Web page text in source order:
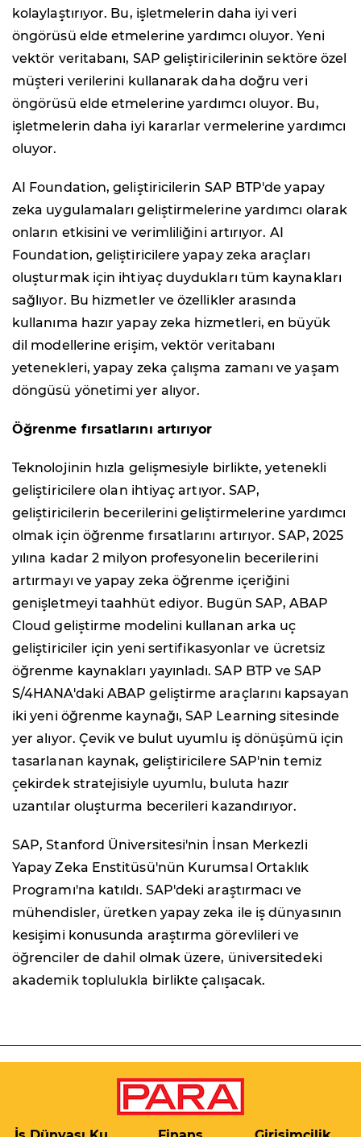
kolaylaştırıyor. Bu, işletmelerin daha iyi veri
öngörüsü elde etmelerine yardımcı oluyor. Yeni
vektör veritabanı, SAP geliştiricilerinin sektöre özel
müşteri verilerini kullanarak daha doğru veri
öngörüsü elde etmelerine yardımcı oluyor. Bu,
işletmelerin daha iyi kararlar vermelerine yardımcı
oluyor.
AI Foundation, geliştiricilerin SAP BTP'de yapay
zeka uygulamaları geliştirmelerine yardımcı olarak
onların etkisini ve verimliliğini artırıyor. AI
Foundation, geliştiricilere yapay zeka araçları
oluşturmak için ihtiyaç duydukları tüm kaynakları
sağlıyor. Bu hizmetler ve özellikler arasında
kullanıma hazır yapay zeka hizmetleri, en büyük
dil modellerine erişim, vektör veritabanı
yetenekleri, yapay zeka çalışma zamanı ve yaşam
döngüsü yönetimi yer alıyor.
Öğrenme fırsatlarını artırıyor
Teknolojinin hızla gelişmesiyle birlikte, yetenekli
geliştiricilere olan ihtiyaç artıyor. SAP,
geliştiricilerin becerilerini geliştirmelerine yardımcı
olmak için öğrenme fırsatlarını artırıyor. SAP, 2025
yılına kadar 2 milyon profesyonelin becerilerini
artırmayı ve yapay zeka öğrenme içeriğini
genişletmeyi taahhüt ediyor. Bugün SAP, ABAP
Cloud geliştirme modelini kullanan arka uç
geliştiriciler için yeni sertifikasyonlar ve ücretsiz
öğrenme kaynakları yayınladı. SAP BTP ve SAP
S/4HANA'daki ABAP geliştirme araçlarını kapsayan
iki yeni öğrenme kaynağı, SAP Learning sitesinde
yer alıyor. Çevik ve bulut uyumlu iş dönüşümü için
tasarlanan kaynak, geliştiricilere SAP'nin temiz
çekirdek stratejisiyle uyumlu, buluta hazır
uzantılar oluşturma becerileri kazandırıyor.
SAP, Stanford Üniversitesi'nin İnsan Merkezli
Yapay Zeka Enstitüsü'nün Kurumsal Ortaklık
Programı'na katıldı. SAP'deki araştırmacı ve
mühendisler, üretken yapay zeka ile iş dünyasının
kesişimi konusunda araştırma görevlileri ve
öğrenciler de dahil olmak üzere, üniversitedeki
akademik toplulukla birlikte çalışacak.